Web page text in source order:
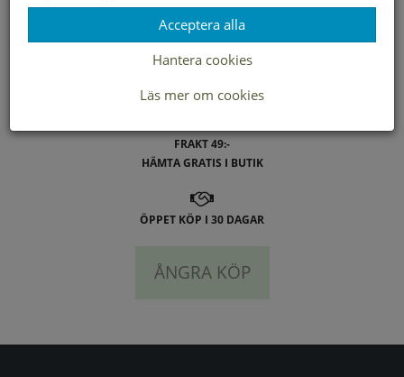
LEVERANS INOM 2-4 DAGAR INOM SVERIGE
FRAKT 49:-
HÄMTA GRATIS I BUTIK
ÖPPET KÖP I 30 DAGAR
ÅNGRA KÖP
Acceptera alla
Hantera cookies
Läs mer om cookies